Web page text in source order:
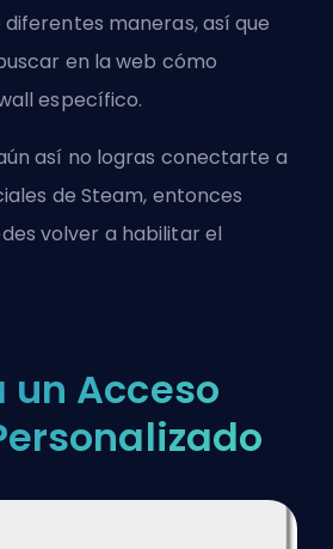
maneras, así que
en la web cómo
específico.
así no logras conectarte a
de Steam, entonces
volver a habilitar el
un Acceso